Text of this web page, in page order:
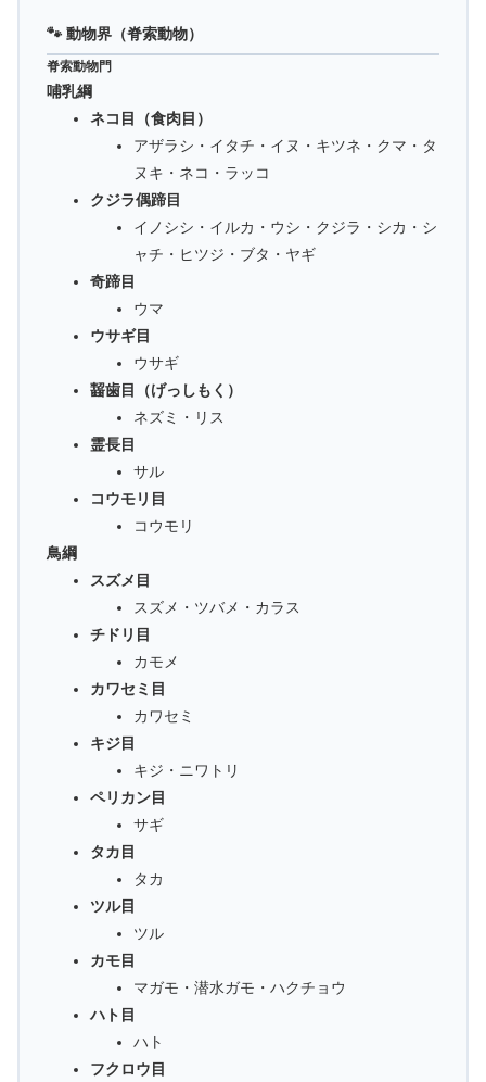
🐾 動物界（脊索動物）
脊索動物門
哺乳綱
ネコ目（食肉目）
アザラシ・イタチ・イヌ・キツネ・クマ・タ
ヌキ・ネコ・ラッコ
クジラ偶蹄目
イノシシ・イルカ・ウシ・クジラ・シカ・シ
ャチ・ヒツジ・ブタ・ヤギ
奇蹄目
ウマ
ウサギ目
ウサギ
齧歯目（げっしもく）
ネズミ・リス
霊長目
サル
コウモリ目
コウモリ
鳥綱
スズメ目
スズメ・ツバメ・カラス
チドリ目
カモメ
カワセミ目
カワセミ
キジ目
キジ・ニワトリ
ペリカン目
サギ
タカ目
タカ
ツル目
ツル
カモ目
マガモ・潜水ガモ・ハクチョウ
ハト目
ハト
フクロウ目